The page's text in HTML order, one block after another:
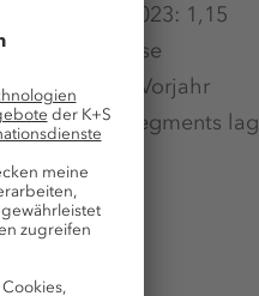
Mrd. € (2023: 1,15
auf die Preise
dem Vorjahr
Kundensegments lag